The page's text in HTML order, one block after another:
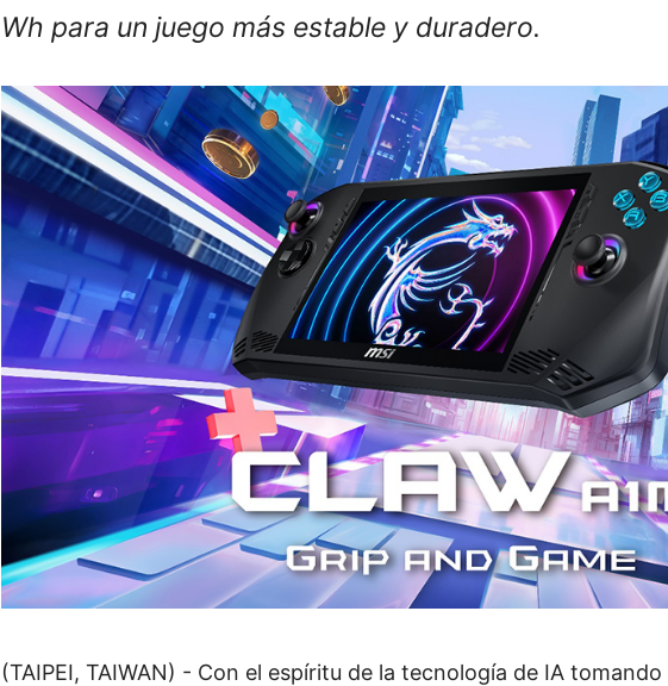
Wh para un juego más estable y duradero.
(TAIPEI, TAIWAN) - Con el espíritu de la tecnología de IA